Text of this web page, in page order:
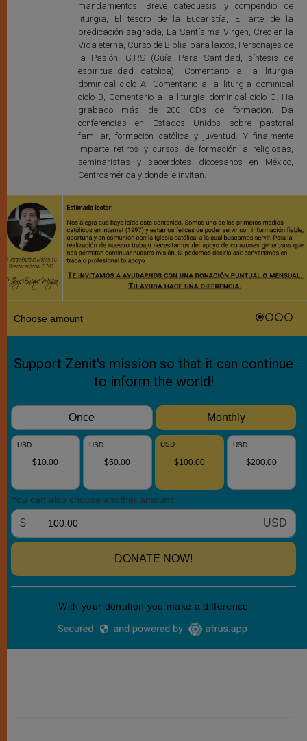
mandamientos, Breve catequesis y compendio de
liturgia, El tesoro de la Eucaristía, El arte de la
predicación sagrada, La Santísima Virgen, Creo en la
Vida eterna, Curso de Biblia para laicos, Personajes de
la Pasión, G.P.S (Guía Para Santidad, síntesis de
espiritualidad católica), Comentario a la liturgia
dominical ciclo A, Comentario a la liturgia dominical
ciclo B, Comentario a la liturgia dominical ciclo C. Ha
grabado más de 200 CDs de formación. Da
conferencias en Estados Unidos sobre pastoral
familiar, formación católica y juventud. Y finalmente
imparte retiros y cursos de formación a religiosas,
seminaristas y sacerdotes diocesanos en México,
Centroamérica y donde le invitan.